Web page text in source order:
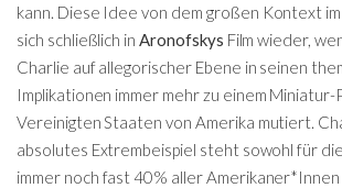
kann. Diese Idee von dem großen Kontext
sich schließlich in Aronofskys Film wieder,
Charlie auf allegorischer Ebene in seinen
Implikationen immer mehr zu einem
Vereinigten Staaten von Amerika mutiert.
absolutes Extrembeispiel steht sowohl für
immer noch fast 40% aller Amerikaner*Innen